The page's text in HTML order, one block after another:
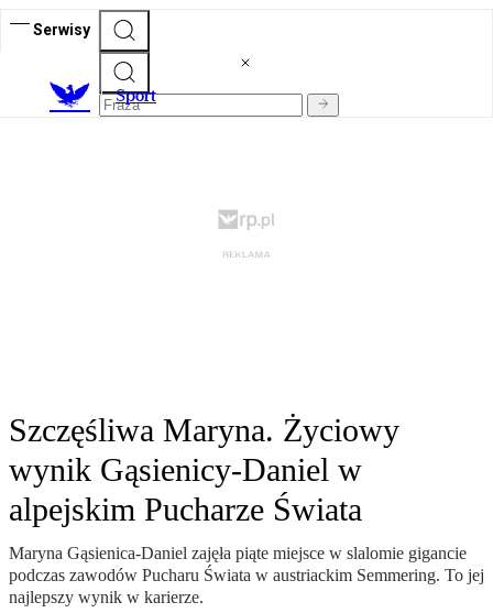
Serwisy
Sport
Szczęśliwa Maryna. Życiowy
wynik Gąsienicy-Daniel w
alpejskim Pucharze Świata
Maryna Gąsienica-Daniel zajęła piąte miejsce w slalomie gigancie
podczas zawodów Pucharu Świata w austriackim Semmering. To jej
najlepszy wynik w karierze.